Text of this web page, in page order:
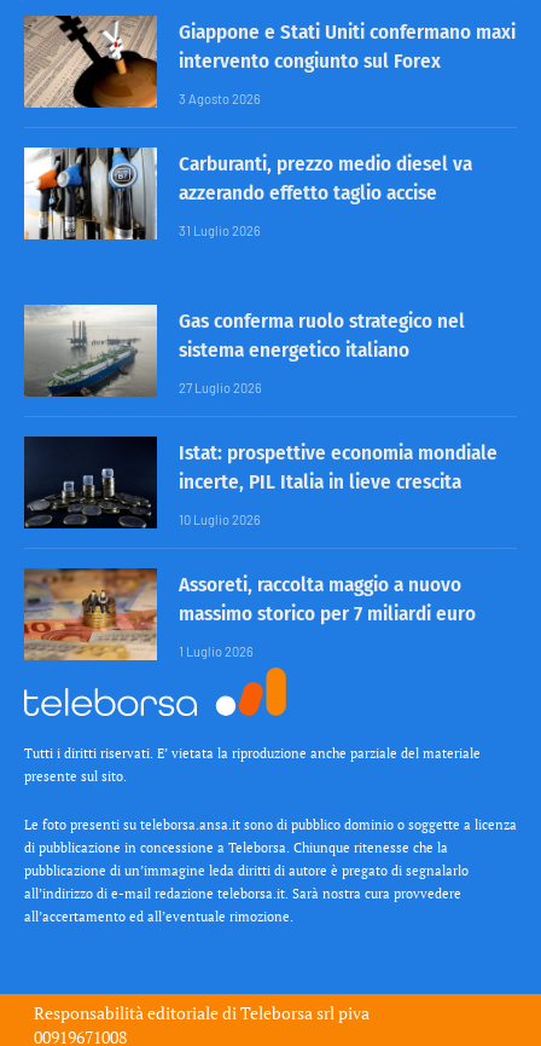
Giappone e Stati Uniti confermano maxi
intervento congiunto sul Forex
3 Agosto 2026
Carburanti, prezzo medio diesel va
azzerando effetto taglio accise
31 Luglio 2026
Gas conferma ruolo strategico nel
sistema energetico italiano
27 Luglio 2026
Istat: prospettive economia mondiale
incerte, PIL Italia in lieve crescita
10 Luglio 2026
Assoreti, raccolta maggio a nuovo
massimo storico per 7 miliardi euro
1 Luglio 2026
Tutti i diritti riservati. E’ vietata la riproduzione anche parziale del materiale
presente sul sito.
Le foto presenti su teleborsa.ansa.it sono di pubblico dominio o soggette a licenza
di pubblicazione in concessione a Teleborsa. Chiunque ritenesse che la
pubblicazione di un’immagine leda diritti di autore è pregato di segnalarlo
all’indirizzo di e-mail redazione teleborsa.it. Sarà nostra cura provvedere
all’accertamento ed all’eventuale rimozione.
Responsabilità editoriale diTeleborsa srlpiva
00919671008